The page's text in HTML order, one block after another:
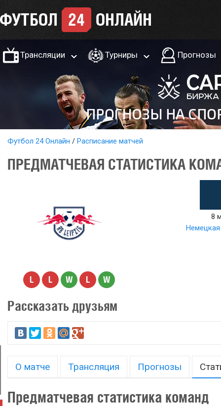
Трансляции Турниры Прогнозы
Футбол 24 Онлайн Расписание матчей
ПРЕДМАТЧЕВАЯ СТАТИСТИКА
L L W L W
8
Немецкая
Рассказать друзьям
О матче Трансляция Прогнозы
Предматчевая статистика команд